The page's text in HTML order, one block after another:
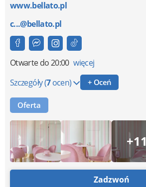
www.bellato.pl
c...@bellato.pl
Otwartedo 20:00 więcej
Szczegóły(7ocen) + Oceń
Oferta
+11
Zadzwoń